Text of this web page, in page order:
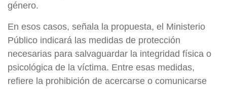
género.
En esos casos, señala la propuesta, el Ministerio
Público indicará las medidas de protección
necesarias para salvaguardar la integridad física o
psicológica de la víctima. Entre esas medidas,
refiere la prohibición de acercarse o comunicarse